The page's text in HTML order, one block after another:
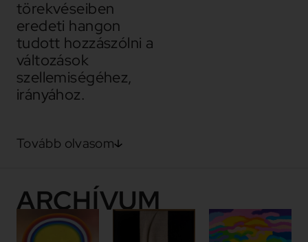
törekvéseiben
eredeti hangon
tudott hozzászólni a
változások
szellemiségéhez,
irányához.
Tovább olvasom
ARCHÍVUM